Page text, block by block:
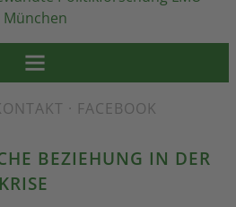
· FACEBOOK
BEZIEHUNG IN DER